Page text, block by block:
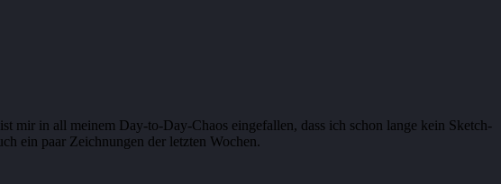
mir in all meinem Day-to-Day-Chaos eingefallen, dass ich schon lange kein Sketch-
ein paar Zeichnungen der letzten Wochen.